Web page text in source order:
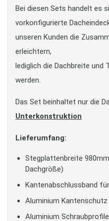
Bei diesen Sets handelt es
vorkonfigurierte
unseren Kunden die
erleichtern,
lediglich die Dachbreite und
werden.
Das Set beinhaltet nur die
Unterkonstruktion
Lieferumfang:
Stegplattenbreite
Dachgröße)
Kantenabschlussband
Aluminium
Aluminium